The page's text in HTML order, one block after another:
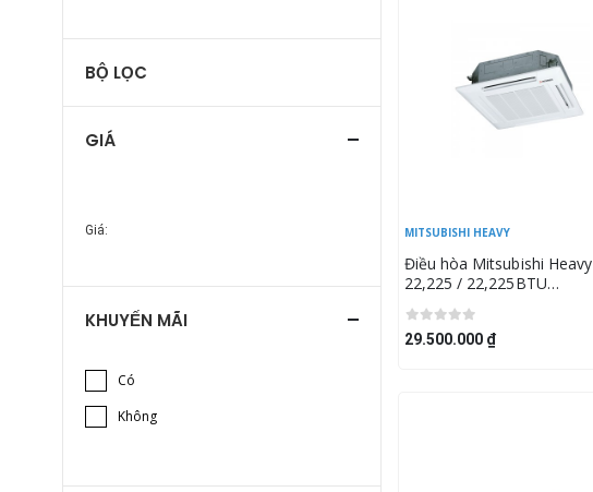
BỘ LỌC
GIÁ
Giá:
KHUYẾN MÃI
Có
Không
MITSUBISHI HEAVY
Điều hòa Mitsubishi Heavy
22,225 / 22,225BTU
nạ T-PSA-5BW-E)
29.500.000 ₫